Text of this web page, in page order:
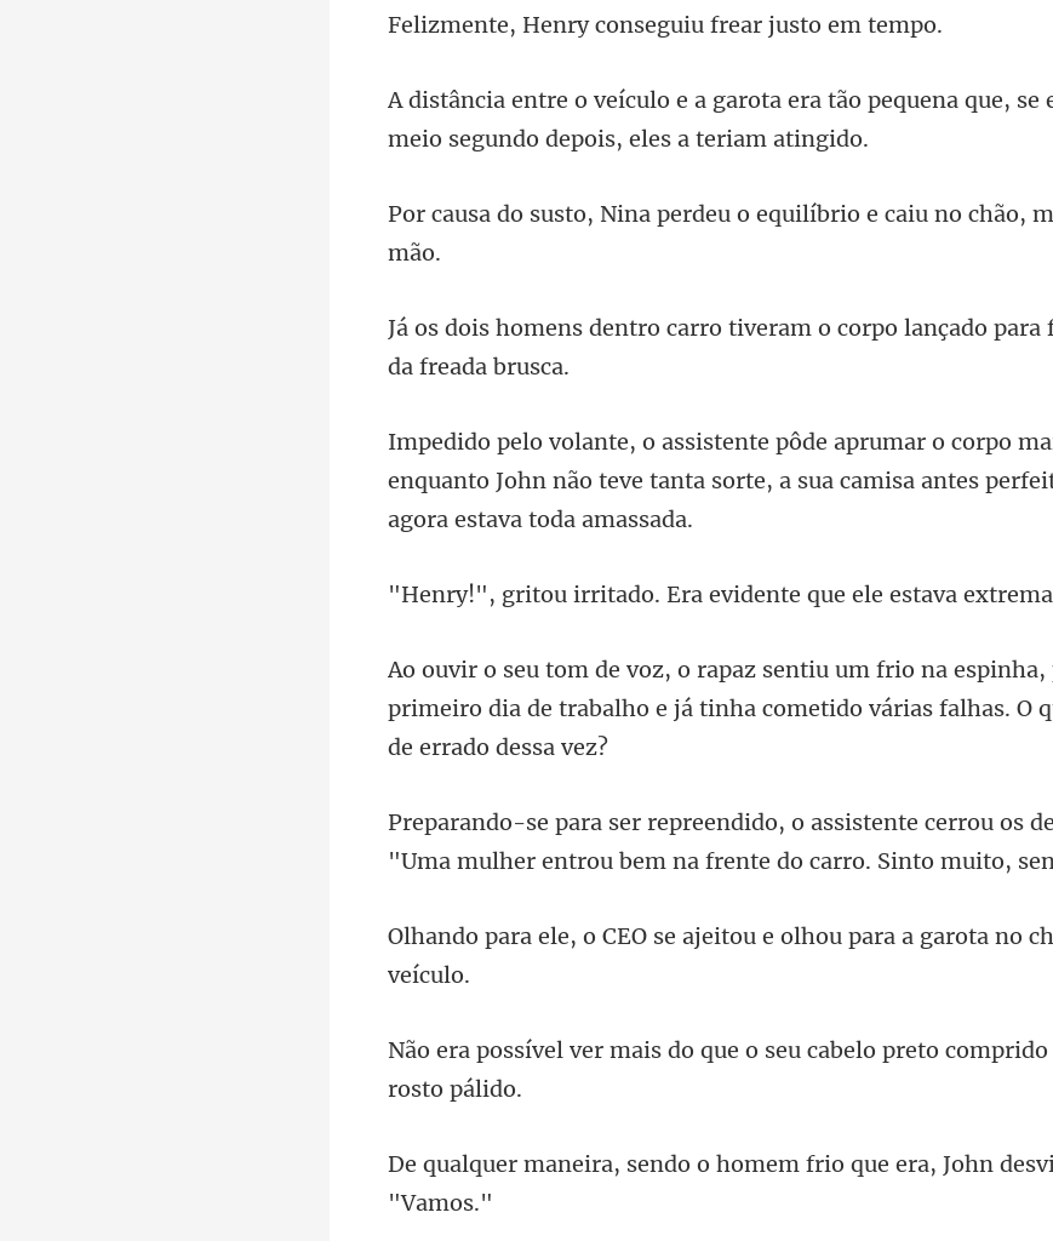
y conseguiu frea
ra tão pequena que, se
mei
erdeu o equilíbrio e caiu
tiveram o corpo lançado para
enquanto John não teve tanta sorte, a sua cam
. Era evidente que ele es
,
primeiro dia de trabalho e já tinha comet
e cerrou os
"Uma mulher entr
eitou e olhou para a garota n
ue o seu cabelo preto comprido
o homem frio que era, Joh